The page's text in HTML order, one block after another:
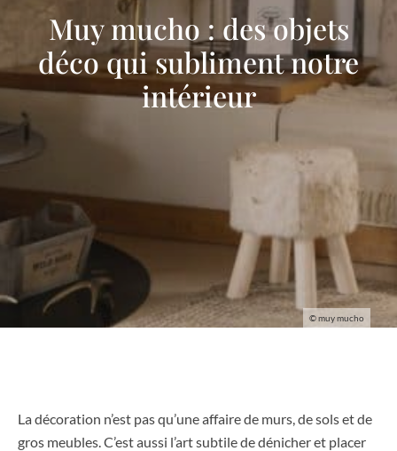
© muy mucho
Muy mucho : des objets
déco qui subliment notre
intérieur
La décoration n’est pas qu’une affaire de murs, de sols et de
gros meubles. C’est aussi l’art subtile de dénicher et placer